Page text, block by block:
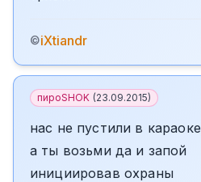
©iXtiandr
пироSHOK (23.09.2015)
нас не пустили в караоке
а ты возьми да и запой
инициировав охраны